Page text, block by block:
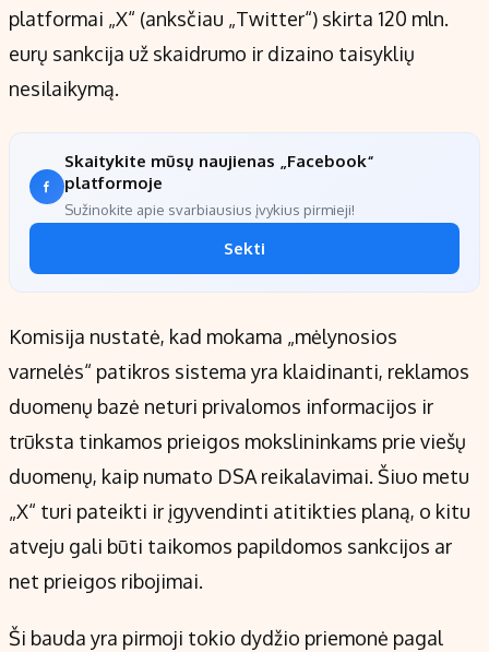
platformai „X“ (anksčiau „Twitter“) skirta 120 mln.
eurų sankcija už skaidrumo ir dizaino taisyklių
nesilaikymą.
Skaitykite mūsų naujienas „Facebook“
platformoje
Sužinokite apie svarbiausius įvykius pirmieji!
Sekti
Komisija nustatė, kad mokama „mėlynosios
varnelės“ patikros sistema yra klaidinanti, reklamos
duomenų bazė neturi privalomos informacijos ir
trūksta tinkamos prieigos mokslininkams prie viešų
duomenų, kaip numato DSA reikalavimai. Šiuo metu
„X“ turi pateikti ir įgyvendinti atitikties planą, o kitu
atveju gali būti taikomos papildomos sankcijos ar
net prieigos ribojimai.
Ši bauda yra pirmoji tokio dydžio priemonė pagal